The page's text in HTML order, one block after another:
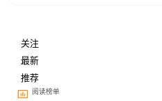
关注
最新
推荐
阅读榜单